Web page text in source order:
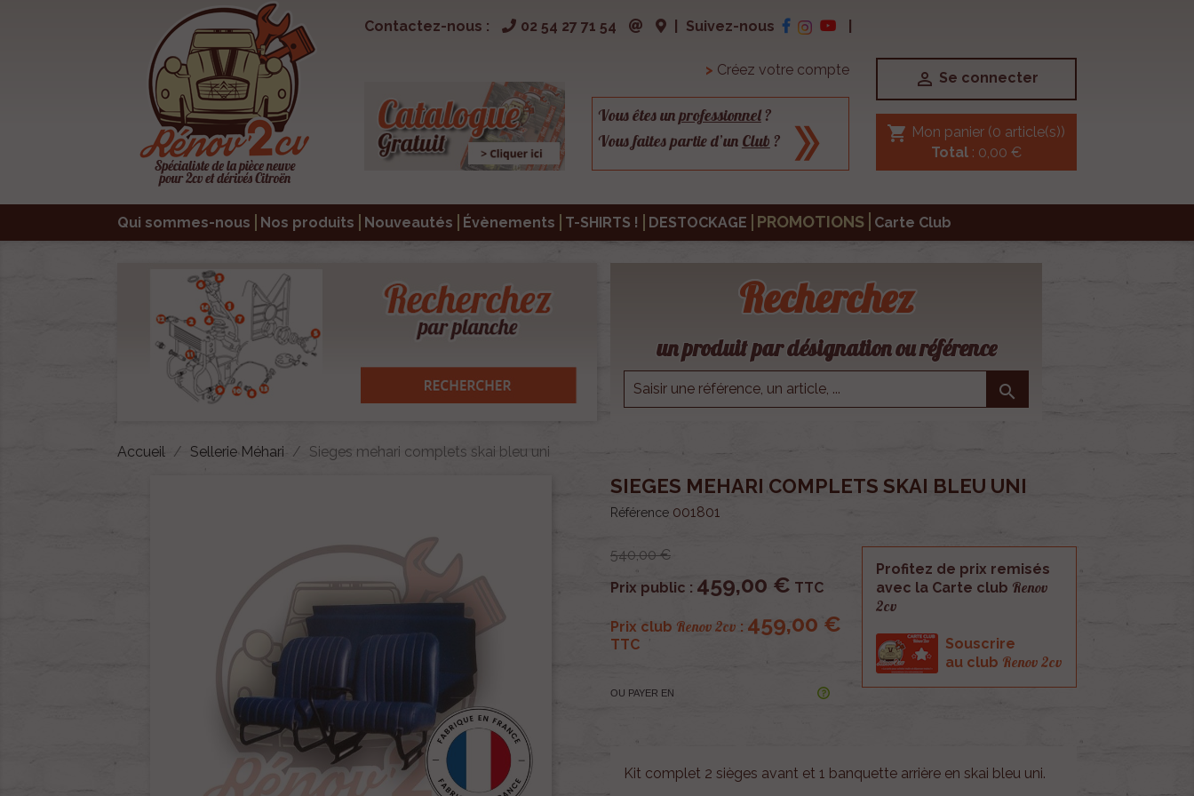
Contactez-nous : 02 54 27 71 54 Suivez-nous
> Créez votre compte
Vous êtes unprofessionnel?
Vous faites partie d’un Club ?
 Se connecter
shopping_cart Mon panier (0 article(s))
Total: 0,00 €
Qui sommes-nous Nos produits Nouveautés Évènements T-SHIRTS ! DESTOCKAGE PROMOTIONS Carte Club
Recherchez
un produit par désignation ou référence

Accueil Sellerie Méhari Sieges mehari complets skai bleu uni
SIEGES MEHARI COMPLETS SKAI BLEU UNI
Référence 001801
540,00 €
Prix public : 459,00 € TTC
Prix club Renov 2cv : 459,00 €
TTC
OU PAYER EN
Profitez de prix remisés
avec la Carte club Renov
2cv
Souscrire
au club Renov 2cv
Kit complet 2 sièges avant et 1 banquette arrière en skai bleu uni.